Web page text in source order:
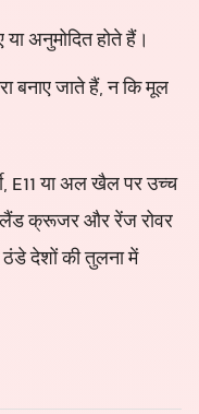
या अनुमोदित होते हैं।
बनाए जाते हैं, न कि मूल
E11 या अल खैल पर उच्च
लैंड क्रूजर और रेंज रोवर
ठंडे देशों की तुलना में